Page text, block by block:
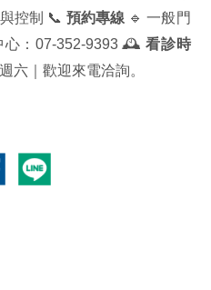
控制 📞 預約專線 🔹 一般門
心：07-352-9393 🕰️看診時
六｜歡迎來電洽詢。